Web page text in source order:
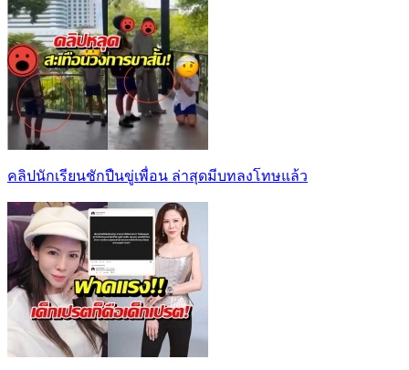
คลิปนักเรียนชักปืนขู่เพื่อน ล่าสุดมีบทลงโทษแล้ว